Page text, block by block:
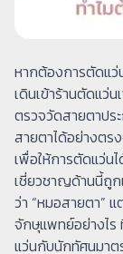
หากต้องการตัดแว่
เดินเข้าร้านตัดแว่
ตรวจวัดสายตาปร
สายตาได้อย่างต
เพื่อให้การตัดแว่น
เชี่ยวชาญด้านนี้ถูก
ว่า “หมอสายตา”
จักษุแพทย์อย่างไร
แว่นกับนักทัศนมาต